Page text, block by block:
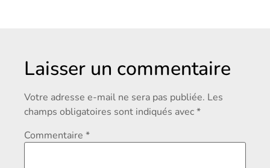
Laisser un commentaire
Votre adresse e-mail ne sera pas publiée. Les
champs obligatoires sont indiqués avec*
Commentaire *